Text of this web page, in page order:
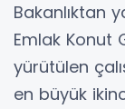
Bakanlıktan
Emlak Konut
yürütülen
en büyük